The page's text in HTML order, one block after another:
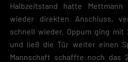
Halbzeitstand hatte
wieder direkten Anschluss,
schnell wieder. Oppum ging mit
und ließ die Tür weiter einen
Mannschaft schaffte noch das